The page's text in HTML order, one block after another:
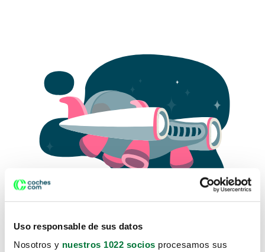
Uso responsable de sus datos
Nosotros y nuestros 1022 socios procesamos sus